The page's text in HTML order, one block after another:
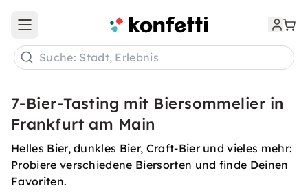
Open main menu
Suche: Stadt, Erlebnis
7-Bier-Tasting mit Biersommelier in
Frankfurt am Main
Helles Bier, dunkles Bier, Craft-Bier und vieles mehr:
Probiere verschiedene Biersorten und finde Deinen
Favoriten.